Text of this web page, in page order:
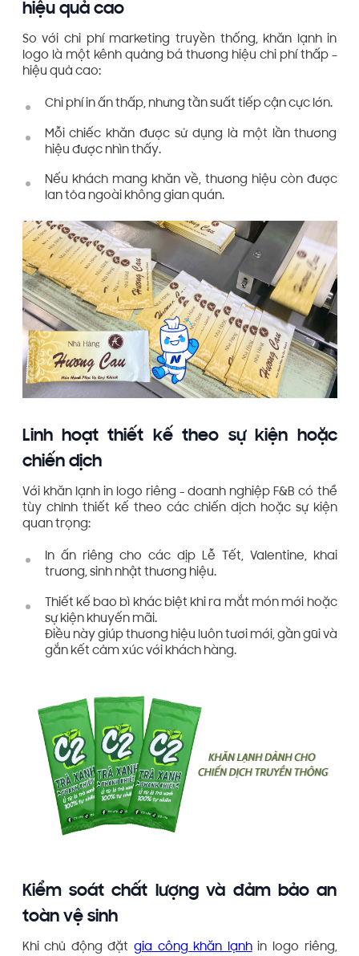
hiệu quả cao
So với chi phí marketing truyền thống, khăn lạnh in
logo là một kênh quảng bá thương hiệu chi phí thấp –
hiệu quả cao:
Chi phí in ấn thấp, nhưng tần suất tiếp cận cực lớn.
Mỗi chiếc khăn được sử dụng là một lần thương
hiệu được nhìn thấy.
Nếu khách mang khăn về, thương hiệu còn được
lan tỏa ngoài không gian quán.
Linh hoạt thiết kế theo sự kiện hoặc
chiến dịch
Với khăn lạnh in logo riêng - doanh nghiệp F&B có thể
tùy chỉnh thiết kế theo các chiến dịch hoặc sự kiện
quan trọng:
In ấn riêng cho các dịp Lễ Tết, Valentine, khai
trương, sinh nhật thương hiệu.
Thiết kế bao bì khác biệt khi ra mắt món mới hoặc
sự kiện khuyến mãi.
Điều này giúp thương hiệu luôn tươi mới, gần gũi và
gắn kết cảm xúc với khách hàng.
Kiểm soát chất lượng và đảm bảo an
toàn vệ sinh
Khi chủ động đặt gia công khăn lạnhin logo riêng,